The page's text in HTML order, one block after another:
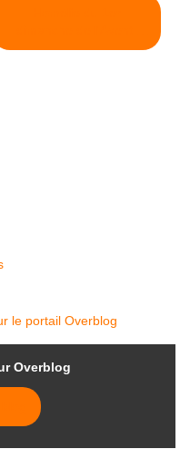
L'appel (2023) >
le portail Overblog
Overblog